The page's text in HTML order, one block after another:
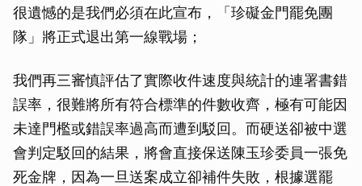
很遺憾的是我們必須在此宣布，「珍礙金門罷免團
隊」將正式退出第一線戰場；
我們再三審慎評估了實際收件速度與統計的連署書錯
誤率，很難將所有符合標準的件數收齊，極有可能因
未達門檻或錯誤率過高而遭到駁回。而硬送卻被中選
會判定駁回的結果，將會直接保送陳玉珍委員一張免
死金牌，因為一旦送案成立卻補件失敗，根據選罷